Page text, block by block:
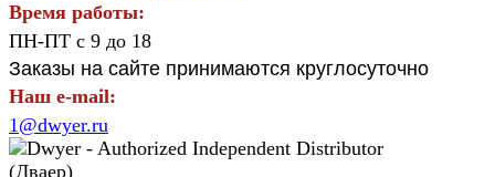
Время работы:
ПН-ПТ с 9 до 18
Заказы на сайте принимаются круглосуточно
Наш e-mail:
1@dwyer.ru